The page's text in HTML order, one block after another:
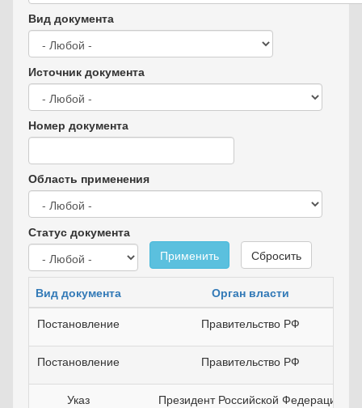
Вид документа
Источник документа
Номер документа
Область применения
Статус документа
Применить
Сбросить
Вид документа
Орган власти
Постановление
Правительство РФ
Постановление Правительство РФ
Указ Президент Российской Федерации